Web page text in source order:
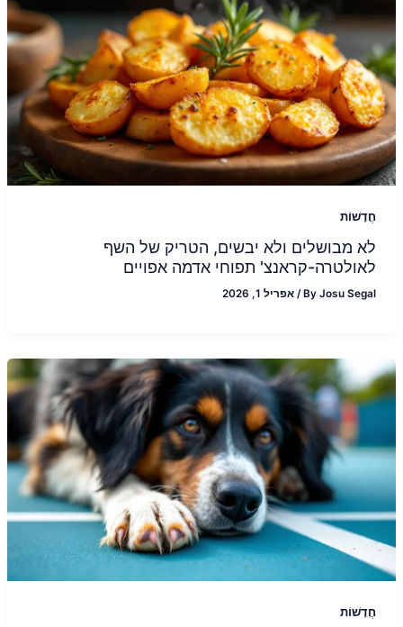
חֲדָשׁוֹת
לא מבושלים ולא יבשים, הטריק של השף
לאולטרה-קראנצ' תפוחי אדמה אפויים
ByJosu Segal
/ אפריל 1, 2026
חֲדָשׁוֹת